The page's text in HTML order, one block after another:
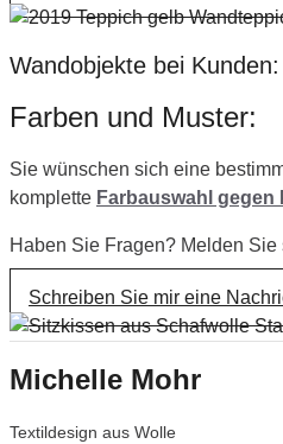
Wandobjekte bei Kunden:
Farben und Muster:
Sie wünschen sich eine
komplette Farbauswahl
Haben Sie Fragen? Melden Sie
Schreiben Sie mir eine
Michelle Mohr
Textildesign aus Wolle